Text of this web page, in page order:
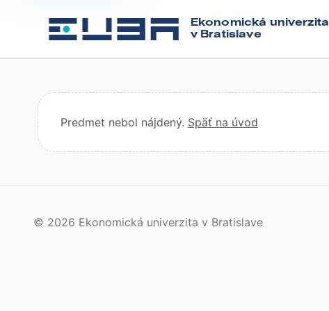
Ekonomická univerzita
v Bratislave
Predmet nebol nájdený. Späť na úvod
© 2026 Ekonomická univerzita v Bratislave